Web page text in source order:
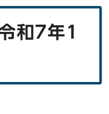
和7年1